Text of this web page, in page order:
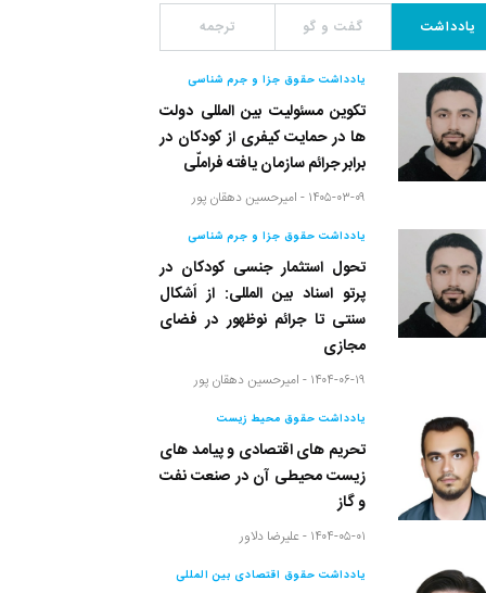
یادداشت گفت و گو ترجمه
یادداشت حقوق جزا و جرم شناسی
تکوین مسئولیت بین المللی دولت
ها در حمایت کیفری از کودکان در
برابر جرائم سازمان یافته فراملّی
۱۴۰۵-۰۳-۰۹ - امیرحسین دهقان پور
یادداشت حقوق جزا و جرم شناسی
تحول استثمار جنسی کودکان در
پرتو اسناد بین المللی: از اَشکال
سنتی تا جرائم نوظهور در فضای
مجازی
۱۴۰۴-۰۶-۱۹ - امیرحسین دهقان پور
یادداشت حقوق محیط زیست
تحریم های اقتصادی و پیامد های
زیست محیطی آن در صنعت نفت
و گاز
۱۴۰۴-۰۵-۰۱ - علیرضا دلاور
یادداشت حقوق اقتصادی بین المللی